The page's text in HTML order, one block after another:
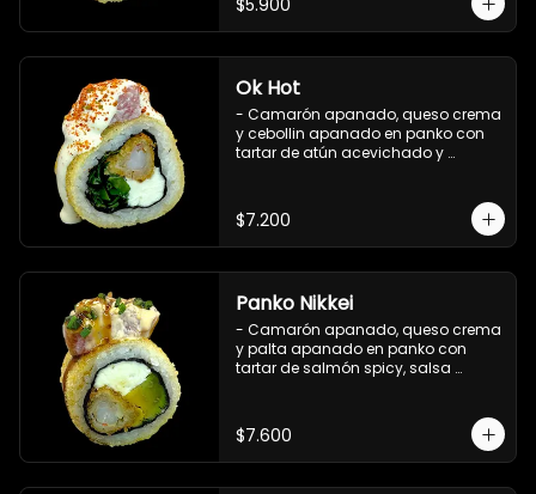
$5.900
Ok Hot
- Camarón apanado, queso crema
y cebollin apanado en panko con
tartar de atún acevichado y
$7.200
Panko Nikkei
- Camarón apanado, queso crema
y palta apanado en panko con
tartar de salmón spicy, salsa
$7.600